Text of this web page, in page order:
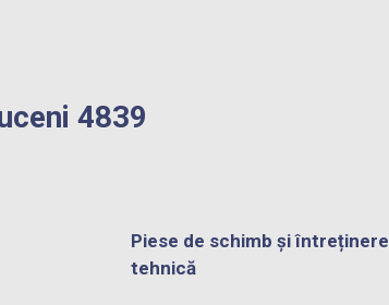
4839
Piese de schimb și întreținere
tehnică